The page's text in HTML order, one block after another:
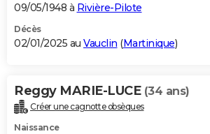
09/05/1948 à Rivière-Pilote
Décès
02/01/2025 au Vauclin (Martinique)
Reggy MARIE-LUCE (34 ans)
Créer une cagnotte obsèques
Naissance